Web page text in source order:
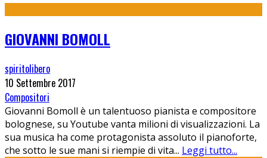
GIOVANNI BOMOLL
spiritolibero
10 Settembre 2017
Compositori
Giovanni Bomoll è un talentuoso pianista e compositore
bolognese, su Youtube vanta milioni di visualizzazioni. La
sua musica ha come protagonista assoluto il pianoforte,
che sotto le sue mani si riempie di vita... Leggi tutto...